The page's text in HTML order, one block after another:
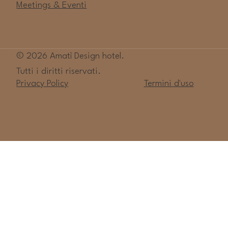
Meetings & Eventi
© 2026 Amatì Design hotel.
Tutti i diritti riservati.
Privacy Policy
Termini d'uso